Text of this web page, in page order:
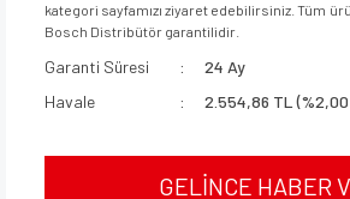
kategori sayfamızı ziyaret edebilirsiniz. Tüm
Bosch Distribütör garantilidir.
Garanti Süresi
24 Ay
Havale
2.554,86 TL
GELİNCE HABER